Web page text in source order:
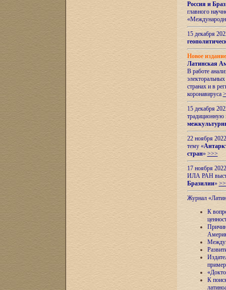
Россия и
главного
15 декабря
Новое
Латинская
В работе
странах и в
коронавируса
15 декабря
22 ноября
тему «
стран» >>>
17 ноября
ИЛА РАН
Бразилии»
Журнал
К
К